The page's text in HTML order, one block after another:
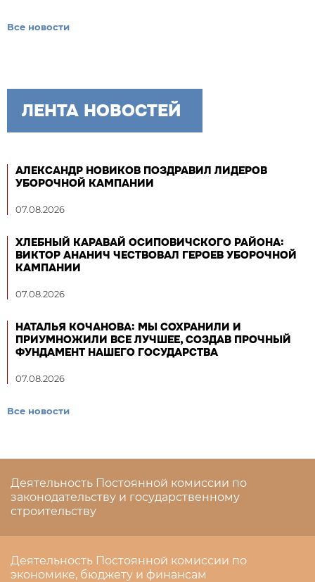
Все новости
ЛЕНТА НОВОСТЕЙ
АЛЕКСАНДР НОВИКОВ ПОЗДРАВИЛ ЛИДЕРОВ
УБОРОЧНОЙ КАМПАНИИ
07.08.2026
ХЛЕБНЫЙ КАРАВАЙ ОСИПОВИЧСКОГО РАЙОНА:
ВИКТОР АНАНИЧ ЧЕСТВОВАЛ ГЕРОЕВ УБОРОЧНОЙ
КАМПАНИИ
07.08.2026
НАТАЛЬЯ КОЧАНОВА: МЫ СОХРАНИЛИ И
ПРИУМНОЖИЛИ ВСЕ ЛУЧШЕЕ, СОЗДАВ ПРОЧНЫЙ
ФУНДАМЕНТ НАШЕГО ГОСУДАРСТВА
07.08.2026
Все новости
Деятельность Постоянной комиссии по
законодательству и государственному
строительству
Деятельность Постоянной комиссии по
экономике, бюджету и финансам